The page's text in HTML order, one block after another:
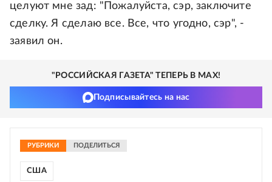
целуют мне зад: "Пожалуйста, сэр, заключите
сделку. Я сделаю все. Все, что угодно, сэр", -
заявил он.
"РОССИЙСКАЯ ГАЗЕТА" ТЕПЕРЬ В MAX!
Подписывайтесь на нас
РУБРИКИ ПОДЕЛИТЬСЯ
США